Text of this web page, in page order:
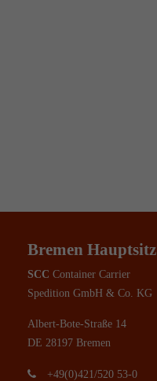
Bremen Hauptsitz
SCC Container Carrier
Spedition GmbH & Co. KG
Albert-Bote-Straße 14
DE 28197 Bremen
+49(0)421/520 53-0